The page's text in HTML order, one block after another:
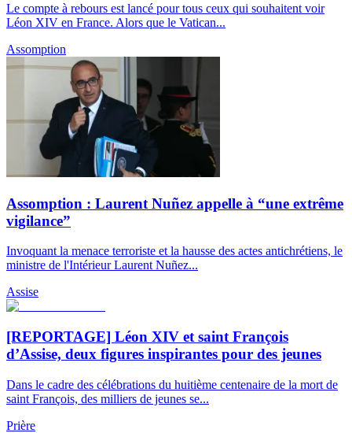
Le compte à rebours est lancé pour tous ceux qui souhaitent voir
Léon XIV en France. Alors que le Vatican...
Assomption
Assomption : Laurent Nuñez appelle à “une extrême
vigilance”
Invoquant la menace terroriste et la hausse des actes antichrétiens, le
ministre de l'Intérieur Laurent Nuñez...
Assise
[REPORTAGE] Léon XIV et saint François
d’Assise, deux figures inspirantes pour des jeunes
Dans le cadre des célébrations du huitième centenaire de la mort de
saint François, des milliers de jeunes se...
Prière